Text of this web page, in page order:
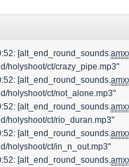
[alt_end_round_sounds.
holyshoot/ct/crazy_pipe.mp3"
[alt_end_round_sounds.
holyshoot/ct/not_alone.mp3"
[alt_end_round_sounds.
holyshoot/ct/rio_duran.mp3"
[alt_end_round_sounds.
holyshoot/ct/in_n_out.mp3"
[alt_end_round_sounds.